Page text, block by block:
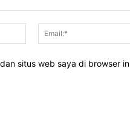
Nama:*
situs web saya di browser